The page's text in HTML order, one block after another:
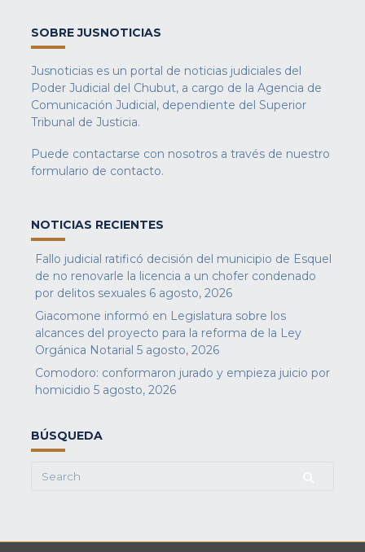
SOBRE JUSNOTICIAS
Jusnoticias es un portal de noticias judiciales del
Poder Judicial del Chubut, a cargo de la Agencia de
Comunicación Judicial, dependiente del Superior
Tribunal de Justicia.
Puede contactarse con nosotros a través de nuestro
formulario de contacto.
NOTICIAS RECIENTES
Fallo judicial ratificó decisión del municipio de Esquel
de no renovarle la licencia a un chofer condenado
por delitos sexuales 6 agosto, 2026
Giacomone informó en Legislatura sobre los
alcances del proyecto para la reforma de la Ley
Orgánica Notarial 5 agosto, 2026
Comodoro: conformaron jurado y empieza juicio por
homicidio 5 agosto, 2026
BÚSQUEDA
Search